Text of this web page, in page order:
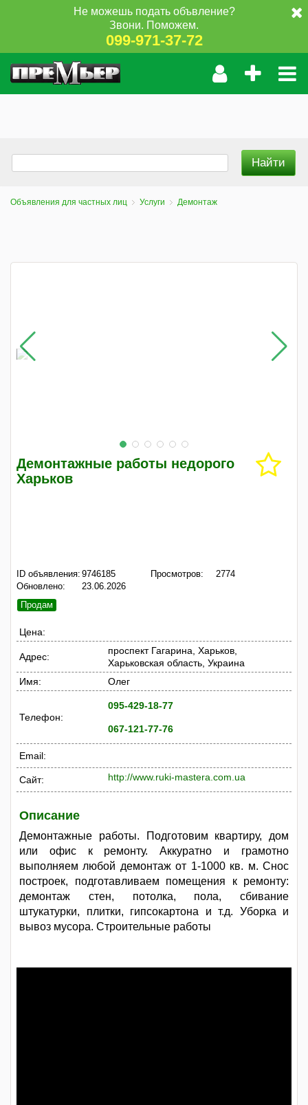
Не можешь подать объвление?
Звони. Поможем.
099-971-37-72
Объявления для частных лиц Услуги Демонтаж
Демонтажные работы недорого
Харьков
ID объявления: 9746185
Обновлено:
23.06.2026
Просмотров: 2774
Продам
Цена:
Адрес:
проспект Гагарина, Харьков,
Харьковская область, Украина
Имя:
Олег
Телефон:
095-429-18-77
067-121-77-76
Email:
Сайт: http://www.ruki-mastera.com.ua
Описание
Демонтажные работы. Подготовим квартиру, дом
или офис к ремонту. Аккуратно и грамотно
выполняем любой демонтаж от 1-1000 кв. м. Снос
построек, подготавливаем помещения к ремонту:
демонтаж стен, потолка, пола, сбивание
штукатурки, плитки, гипсокартона и т.д. Уборка и
вывоз мусора. Строительные работы